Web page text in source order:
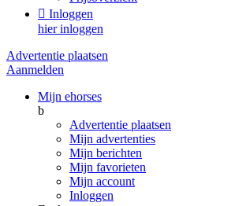
 Inloggen
hier inloggen
Advertentie plaatsen
Aanmelden
Mijn ehorses
b
Advertentie plaatsen
Mijn advertenties
Mijn berichten
Mijn favorieten
Mijn account
Inloggen